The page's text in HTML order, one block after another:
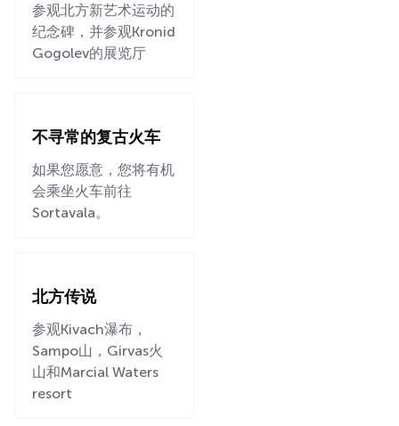
参观北方新艺术运动的
纪念碑，并参观Kronid
Gogolev的展览厅
不寻常的复古火车
如果您愿意，您将有机
会乘坐火车前往
Sortavala。
北方传说
参观Kivach瀑布，
Sampo山，Girvas火
山和Marcial Waters
resort